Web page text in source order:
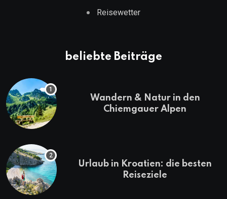
Reisewetter
beliebte Beiträge
Wandern & Natur in den
Chiemgauer Alpen
Urlaub in Kroatien: die besten
Reiseziele